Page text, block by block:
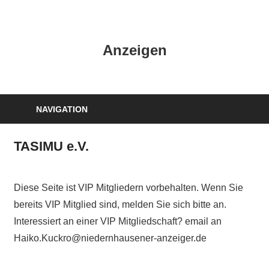
Anzeigen
NAVIGATION
TASIMU e.V.
Diese Seite ist VIP Mitgliedern vorbehalten. Wenn Sie
bereits VIP Mitglied sind, melden Sie sich bitte an.
Interessiert an einer VIP Mitgliedschaft? email an
Haiko.Kuckro@niedernhausener-anzeiger.de